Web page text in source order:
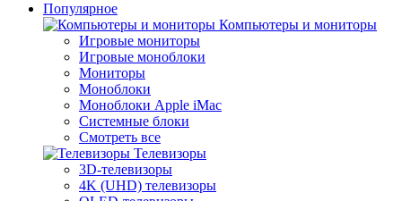
Популярное
Компьютеры и мониторы
Игровые мониторы
Игровые моноблоки
Мониторы
Моноблоки
Моноблоки Apple iMac
Системные блоки
Смотреть все
Телевизоры
3D-телевизоры
4K (UHD) телевизоры